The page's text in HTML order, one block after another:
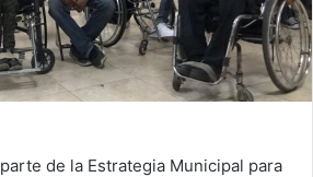
de la Estrategia Municipal para